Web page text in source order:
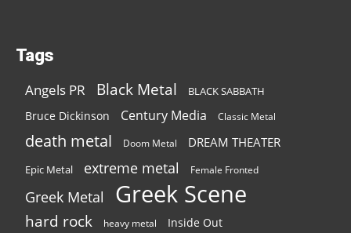
Tags
Angels PR Black Metal BLACK SABBATH
Bruce Dickinson Century Media Classic Metal
death metal Doom Metal DREAM THEATER
Epic Metal extreme metal Female Fronted
Greek Metal Greek Scene
hard rock heavy metal Inside Out